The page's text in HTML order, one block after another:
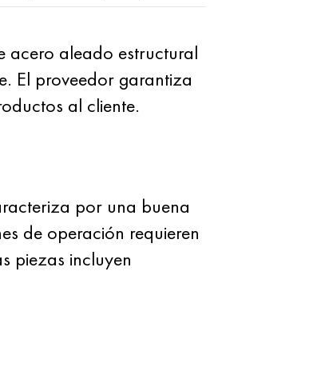
acero aleado estructural
El proveedor garantiza
al cliente.
por una buena
de operación requieren
piezas incluyen